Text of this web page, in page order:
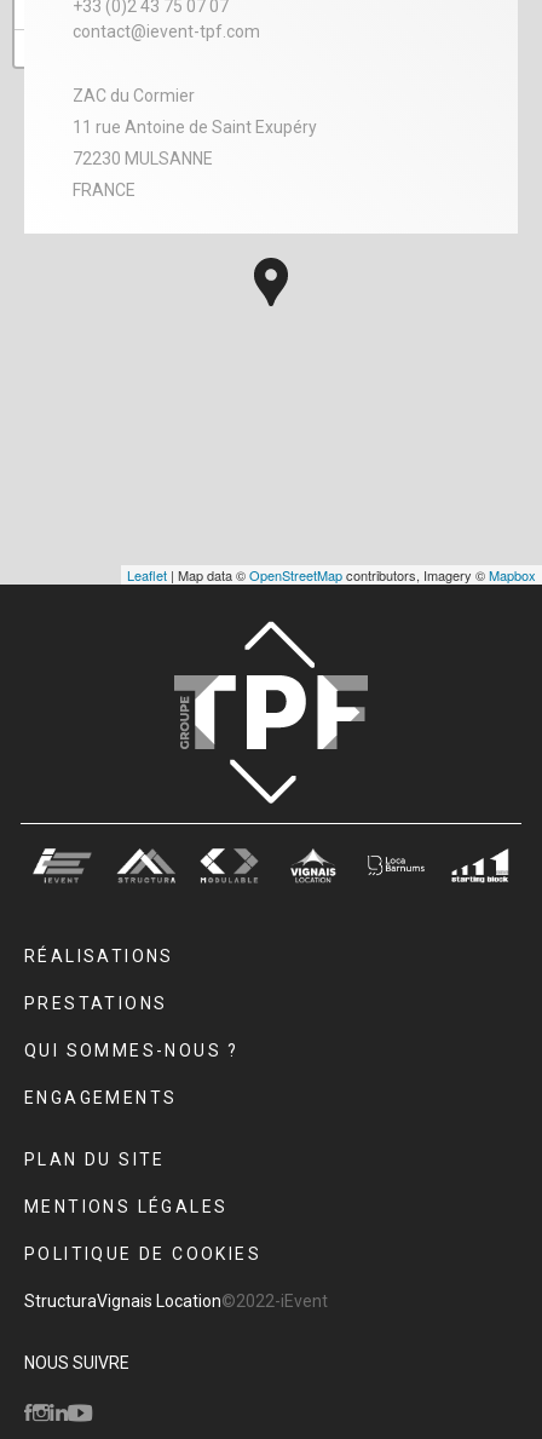
Leaflet | Map data ©OpenStreetMapcontributors, Imagery ©Mapbox
+33 (0)2 43 75 07 07
contact@ievent-tpf.com
ZAC du Cormier
11 rue Antoine de Saint Exupéry
72230 MULSANNE
FRANCE
RÉALISATIONS
PRESTATIONS
QUI SOMMES-NOUS ?
ENGAGEMENTS
PLAN DU SITE
MENTIONS LÉGALES
POLITIQUE DE COOKIES
StructuraVignais Location©2022-iEvent
NOUS SUIVRE